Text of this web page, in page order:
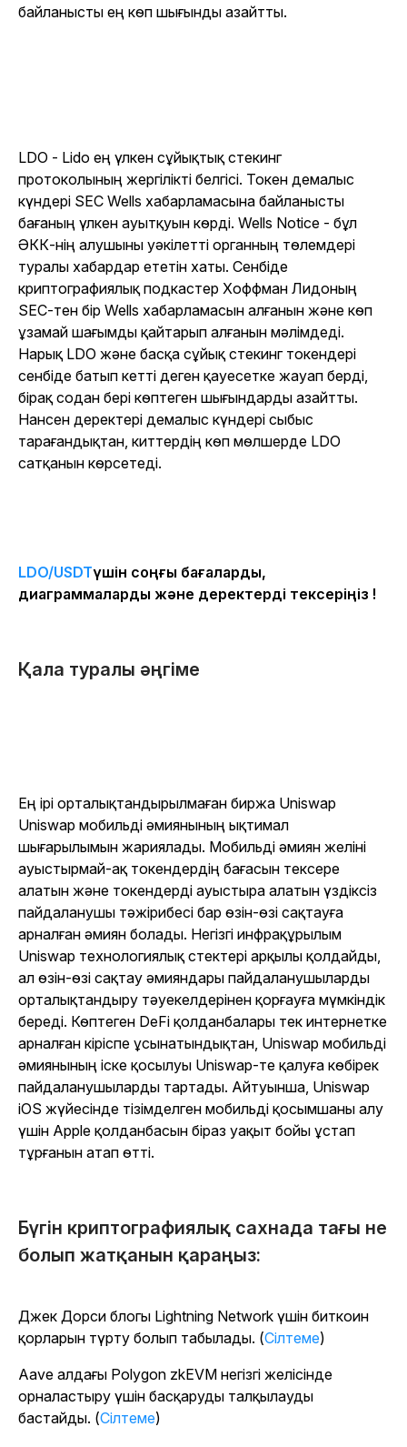
байланысты ең көп шығынды азайтты.
LDO - Lido ең үлкен сұйықтық стекинг
протоколының жергілікті белгісі. Токен демалыс
күндері SEC Wells хабарламасына байланысты
бағаның үлкен ауытқуын көрді. Wells Notice - бұл
ӘКК-нің алушыны уәкілетті органның төлемдері
туралы хабардар ететін хаты. Сенбіде
криптографиялық подкастер Хоффман Лидоның
SEC-тен бір Wells хабарламасын алғанын және көп
ұзамай шағымды қайтарып алғанын мәлімдеді.
Нарық LDO және басқа сұйық стекинг токендері
сенбіде батып кетті деген қауесетке жауап берді,
бірақ содан бері көптеген шығындарды азайтты.
Нансен деректері демалыс күндері сыбыс
тарағандықтан, киттердің көп мөлшерде LDO
сатқанын көрсетеді.
LDO/USDTүшін соңғы бағаларды,
диаграммаларды және деректерді тексеріңіз !
Қала туралы әңгіме
Ең ірі орталықтандырылмаған биржа Uniswap
Uniswap мобильді әмиянының ықтимал
шығарылымын жариялады. Мобильді әмиян желіні
ауыстырмай-ақ токендердің бағасын тексере
алатын және токендерді ауыстыра алатын үздіксіз
пайдаланушы тәжірибесі бар өзін-өзі сақтауға
арналған әмиян болады. Негізгі инфрақұрылым
Uniswap технологиялық стектері арқылы қолдайды,
ал өзін-өзі сақтау әмияндары пайдаланушыларды
орталықтандыру тәуекелдерінен қорғауға мүмкіндік
береді. Көптеген DeFi қолданбалары тек интернетке
арналған кіріспе ұсынатындықтан, Uniswap мобильді
әмиянының іске қосылуы Uniswap-те қалуға көбірек
пайдаланушыларды тартады. Айтуынша, Uniswap
iOS жүйесінде тізімделген мобильді қосымшаны алу
үшін Apple қолданбасын біраз уақыт бойы ұстап
тұрғанын атап өтті.
Бүгін криптографиялық сахнада тағы не
болып жатқанын қараңыз:
Джек Дорси блогы Lightning Network үшін биткоин
қорларын түрту болып табылады. (Сілтеме)
Aave алдағы Polygon zkEVM негізгі желісінде
орналастыру үшін басқаруды талқылауды
бастайды. (Сілтеме)